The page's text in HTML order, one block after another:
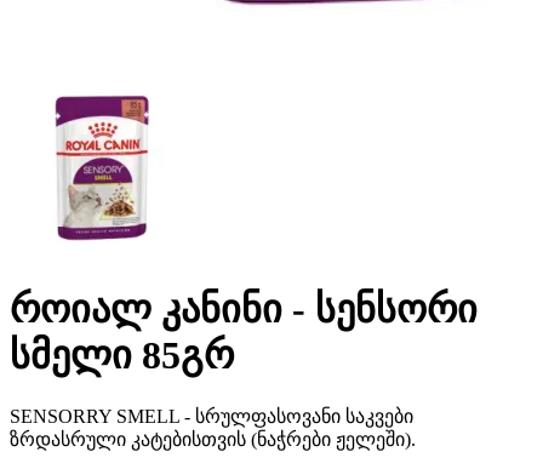
როიალ კანინი - სენსორი
სმელი 85გრ
SENSORRY SMELL - სრულფასოვანი საკვები
ზრდასრული კატებისთვის (ნაჭრები ჟელეში).